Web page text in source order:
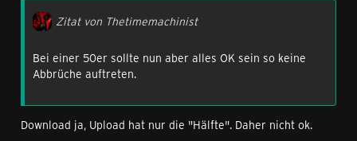
Zitat von Thetimemachinist
Bei einer 50er sollte nun aber alles OK sein so keine
Abbrüche auftreten.
Download ja, Upload hat nur die "Hälfte". Daher nicht ok.